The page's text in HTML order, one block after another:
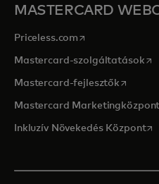
MASTERCARD
Priceless.com opens in a new
Mastercard-szolgáltatások
Mastercard-fejlesztők opens
Mastercard Marketingközpont
Inkluzív Növekedés Központ